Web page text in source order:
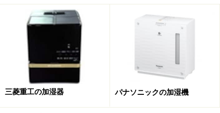
三菱重工の加湿器 パナソニックの加湿機